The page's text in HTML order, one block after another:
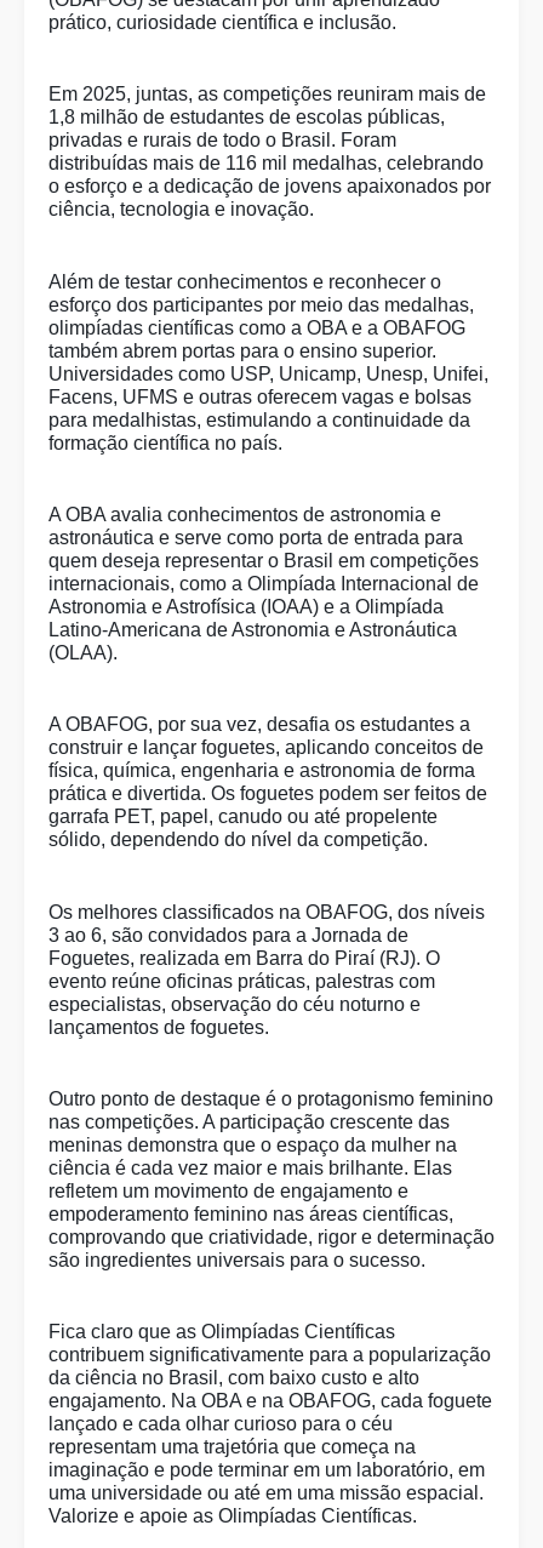
prático, curiosidade científica e inclusão.
Em 2025, juntas, as competições reuniram mais de
1,8 milhão de estudantes de escolas públicas,
privadas e rurais de todo o Brasil. Foram
distribuídas mais de 116 mil medalhas, celebrando
o esforço e a dedicação de jovens apaixonados por
ciência, tecnologia e inovação.
Além de testar conhecimentos e reconhecer o
esforço dos participantes por meio das medalhas,
olimpíadas científicas como a OBA e a OBAFOG
também abrem portas para o ensino superior.
Universidades como USP, Unicamp, Unesp, Unifei,
Facens, UFMS e outras oferecem vagas e bolsas
para medalhistas, estimulando a continuidade da
formação científica no país.
A OBA avalia conhecimentos de astronomia e
astronáutica e serve como porta de entrada para
quem deseja representar o Brasil em competições
internacionais, como a Olimpíada Internacional de
Astronomia e Astrofísica (IOAA) e a Olimpíada
Latino-Americana de Astronomia e Astronáutica
(OLAA).
A OBAFOG, por sua vez, desafia os estudantes a
construir e lançar foguetes, aplicando conceitos de
física, química, engenharia e astronomia de forma
prática e divertida. Os foguetes podem ser feitos de
garrafa PET, papel, canudo ou até propelente
sólido, dependendo do nível da competição.
Os melhores classificados na OBAFOG, dos níveis
3 ao 6, são convidados para a Jornada de
Foguetes, realizada em Barra do Piraí (RJ). O
evento reúne oficinas práticas, palestras com
especialistas, observação do céu noturno e
lançamentos de foguetes.
Outro ponto de destaque é o protagonismo feminino
nas competições. A participação crescente das
meninas demonstra que o espaço da mulher na
ciência é cada vez maior e mais brilhante. Elas
refletem um movimento de engajamento e
empoderamento feminino nas áreas científicas,
comprovando que criatividade, rigor e determinação
são ingredientes universais para o sucesso.
Fica claro que as Olimpíadas Científicas
contribuem significativamente para a popularização
da ciência no Brasil, com baixo custo e alto
engajamento. Na OBA e na OBAFOG, cada foguete
lançado e cada olhar curioso para o céu
representam uma trajetória que começa na
imaginação e pode terminar em um laboratório, em
uma universidade ou até em uma missão espacial.
Valorize e apoie as Olimpíadas Científicas.